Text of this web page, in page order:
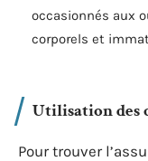
occasionnés aux
corporels et
Utilisation des
Pour trouver